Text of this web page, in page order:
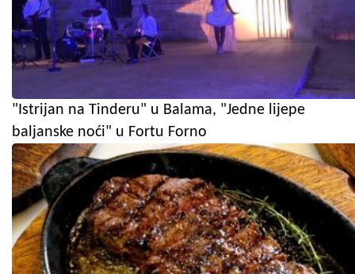
"Istrijan na Tinderu" u Balama, "Jedne lijepe
baljanske noći" u Fortu Forno